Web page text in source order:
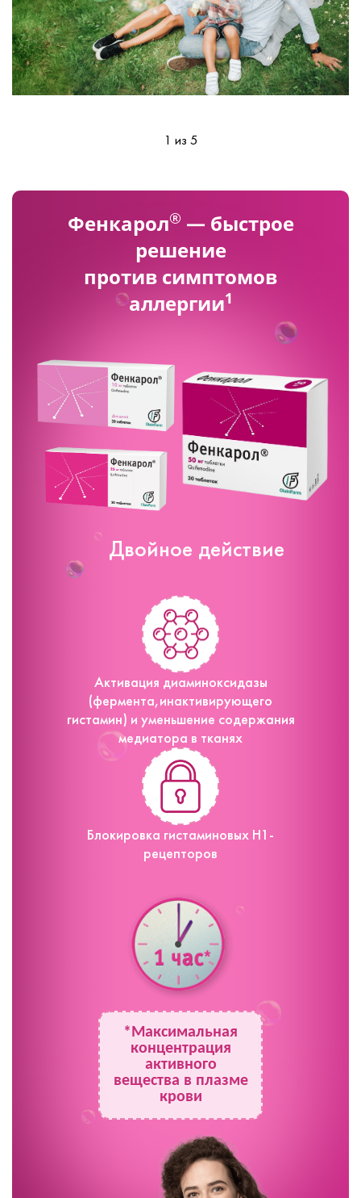
1 из 5
Фенкарол® — быстрое
решение
против симптомов
аллергии1
Двойное действие
Активация диаминоксидазы
(фермента,инактивирующего
гистамин) и уменьшение содержания
медиатора в тканях
Блокировка гистаминовых H1-
рецепторов
*Максимальная
концентрация
активного
вещества в плазме
крови